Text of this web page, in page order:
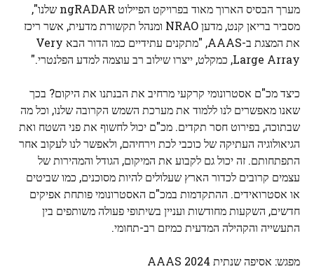
מערך הבסיס הארוך מאוד בפרויקט הפיילוט ngRADAR שלנו",
מסביר בריאן קנט, מדען NRAO ומנהל תקשורת מדעית, אשר ריכז
את המצגת ב-AAAS, "מתקנים עתידיים כמו הדור הבא Very
Large Array, כמקלט, ייצרו שילוב רב עוצמה למדע הפלנטרי."
כיצד מכ"ם אסטרונומי קרקעי מרחיב את הבנתנו את היקום? בכך
שאנו מאפשרים לנו ללמוד את מערכת השמש הקרובה שלנו, וכל מה
שבתוכה, בפירוט חסר תקדים. מכ"ם יכול לחשוף את פני השטח ואת
הגיאולוגיה העתיקה של כוכבי לכת וירחיהם, ולאפשר לנו לעקוב אחר
התפתחותם. זה יכול גם לקבוע את המיקום, הגודל והמהירות של
עצמים קרובים לכדור הארץ שעלולים להיות מסוכנים, כמו שביטים
או אסטרואידים. ההתקדמות במכ"ם האסטרונומי פותחת אפיקים
חדשים, השקעות מחודשות ועניין בשיתופי פעולה משותפים בין
התעשייה והקהילה המדעית כמיזם רב-תחומי.
מפגש: אסיפה שנתית AAAS 2024